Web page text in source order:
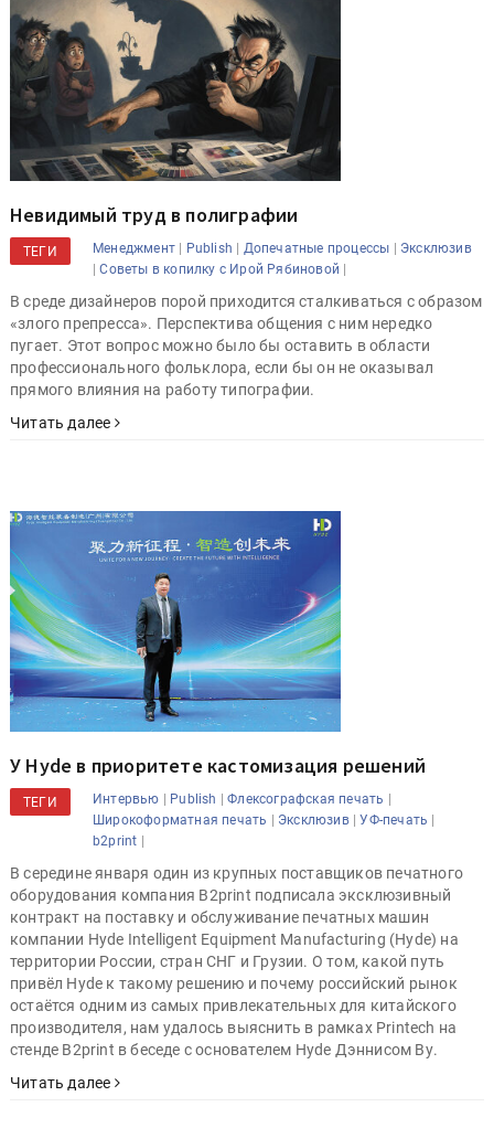
Невидимый труд в полиграфии
ТЕГИ Менеджмент | Publish | Допечатные процессы | Эксклюзив
|Советы в копилку с Ирой Рябиновой |
В среде дизайнеров порой приходится сталкиваться с образом
«злого препресса». Перспектива общения с ним нередко
пугает. Этот вопрос можно было бы оставить в области
профессионального фольклора, если бы он не оказывал
прямого влияния на работу типографии.
Читать далее
У Hyde в приоритете кастомизация решений
ТЕГИ Интервью | Publish |Флексографская печать |
Широкоформатная печать | Эксклюзив|УФ-печать |
b2print |
В середине января один из крупных поставщиков печатного
оборудования компания B2print подписала эксклюзивный
контракт на поставку и обслуживание печатных машин
компании Hyde Intelligent Equipment Manufacturing (Hyde) на
территории России, стран СНГ и Грузии. О том, какой путь
привёл Hyde к такому решению и почему российский рынок
остаётся одним из самых привлекательных для китайского
производителя, нам удалось выяснить в рамках Printech на
стенде B2print в беседе с основателем Hyde Дэннисом Ву.
Читать далее